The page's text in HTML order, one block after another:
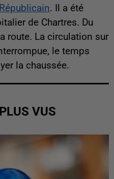
. Il a été
de Chartres. Du
route. La circulation sur
le temps
la chaussée.
VUS